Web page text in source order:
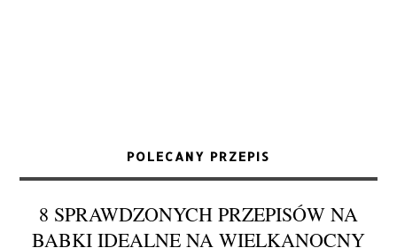
POLECANY PRZEPIS
8 SPRAWDZONYCH PRZEPISÓW NA
BABKI IDEALNE NA WIELKANOCNY